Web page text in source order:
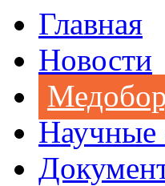
Главная
Новости
Научные